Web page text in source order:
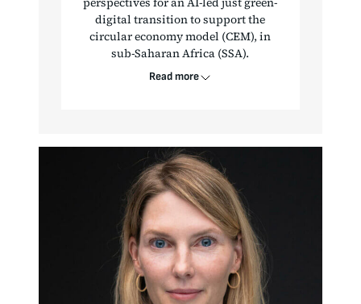
digital transition to support the
circular economy model (CEM), in
sub-Saharan Africa (SSA).
Read more